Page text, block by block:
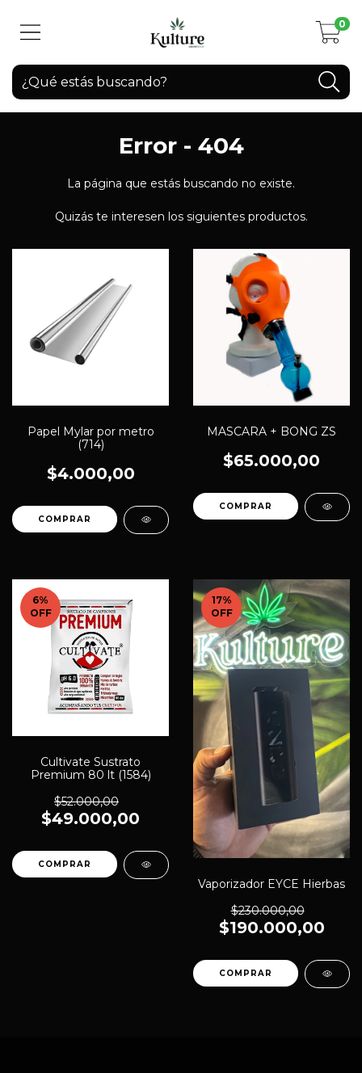
0
Error - 404
La página que estás buscando no existe.
Quizás te interesen los siguientes productos.
Papel Mylar por metro
(714)
$4.000,00
MASCARA + BONG ZS
$65.000,00
6%
OFF
Cultivate Sustrato
Premium 80 lt (1584)
$52.000,00
$49.000,00
17%
OFF
Vaporizador EYCE Hierbas
$230.000,00
$190.000,00